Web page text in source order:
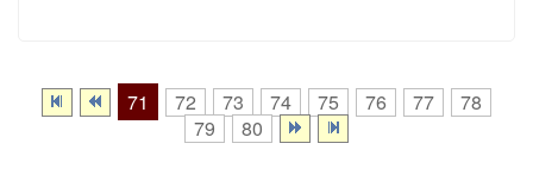
71 72 73 74 75 76 77
78
79
80